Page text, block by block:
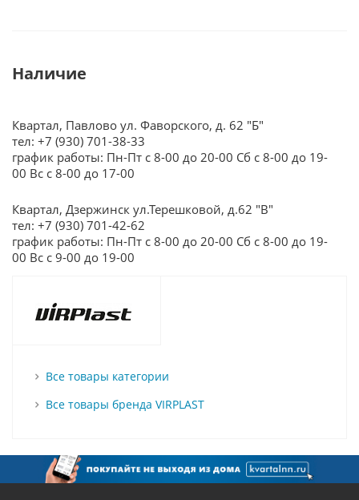
Наличие
Квартал, Павлово ул. Фаворского, д. 62 "Б"
тел: +7 (930) 701-38-33
график работы: Пн-Пт с 8-00 до 20-00 Сб с 8-00 до 19-
00 Вс с 8-00 до 17-00
Квартал, Дзержинск ул.Терешковой, д.62 "В"
тел: +7 (930) 701-42-62
график работы: Пн-Пт с 8-00 до 20-00 Сб с 8-00 до 19-
00 Вс с 9-00 до 19-00
Все товары категории
Все товары бренда VIRPLAST